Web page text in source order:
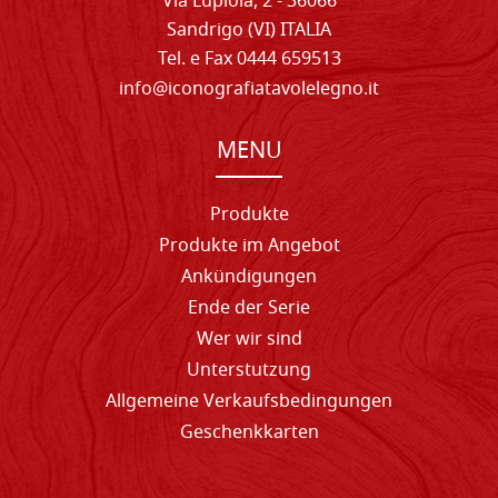
Sandrigo (VI) ITALIA
Tel. e Fax 0444 659513
info@iconografiatavolelegno.it
MENU
Produkte
Produkte im Angebot
Ankündigungen
Ende der Serie
Wer wir sind
Unterstutzung
Allgemeine Verkaufsbedingungen
Geschenkkarten